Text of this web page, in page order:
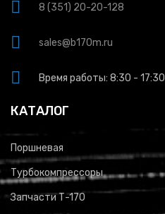
8 (351) 20-20-128
sales@b170m.ru
Время работы: 8:30 - 17:30
КАТАЛОГ
Поршневая
Турбокомпрессоры
Запчасти Т-170